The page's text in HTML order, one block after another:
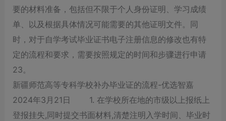
要的材料准备，‌包括但不限于个人身份证明、‌学习成绩
单、‌以及根据具体情况可能需要的其他证明文件。‌同
时，‌对于自学考试毕业证书电子注册信息的修改也有特
定的流程和要求，‌需要按照规定的时间和步骤进行申请
23。‌
新疆师范高等专科学校补办毕业证的流程-优选智嘉
2024年3月21日 1. 在学校所在地的市级以上报纸上
登报挂失,同时提交书面材料,清楚注明入学时间、毕业时